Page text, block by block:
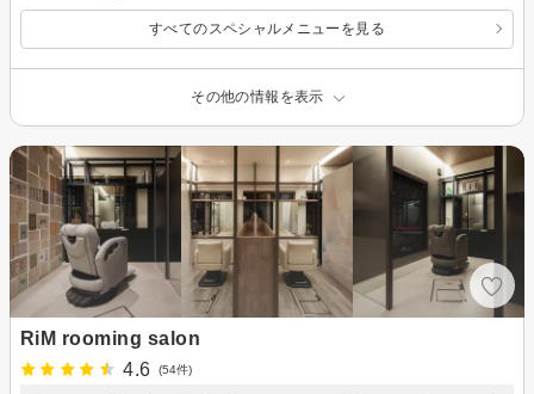
すべてのスペシャルメニューを見る
その他の情報を表示
RiM rooming salon
4.6
(54件)